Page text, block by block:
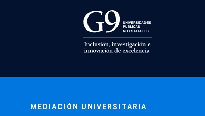
MEDIACIÓN UNIVERSITARIA